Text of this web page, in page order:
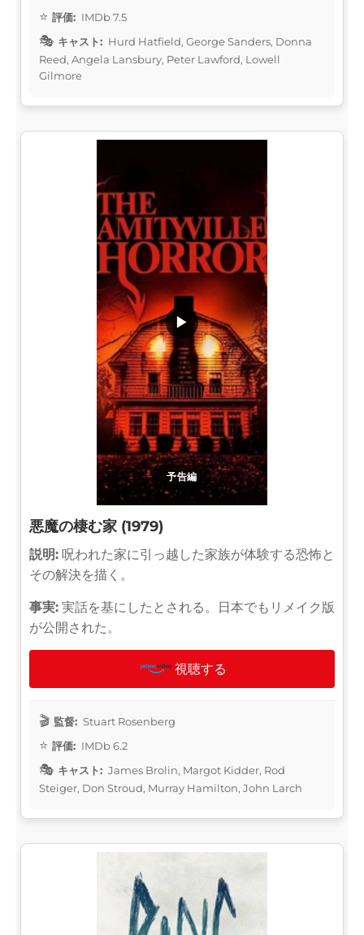
評価: IMDb 7.5
キャスト: Hurd Hatfield, George Sanders, Donna
Reed, Angela Lansbury, Peter Lawford, Lowell
Gilmore
予告編
▶
悪魔の棲む家 (1979)
説明: 呪われた家に引っ越した家族が体験する恐怖と
その解決を描く。
事実: 実話を基にしたとされる。日本でもリメイク版
が公開された。
視聴する
監督: Stuart Rosenberg
評価: IMDb 6.2
キャスト: James Brolin, Margot Kidder, Rod
Steiger, Don Stroud, Murray Hamilton, John Larch